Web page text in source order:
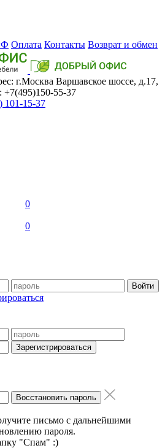
Оплата Контакты Возврат и обмен
г.Москва Варшавское шоссе, д.17,
+7(495)150-55-37
101-15-37
0
0
Войти
Зарегистрироваться
Восстановить пароль
письмо с дальнейшими
пароля.
"Спам" :)